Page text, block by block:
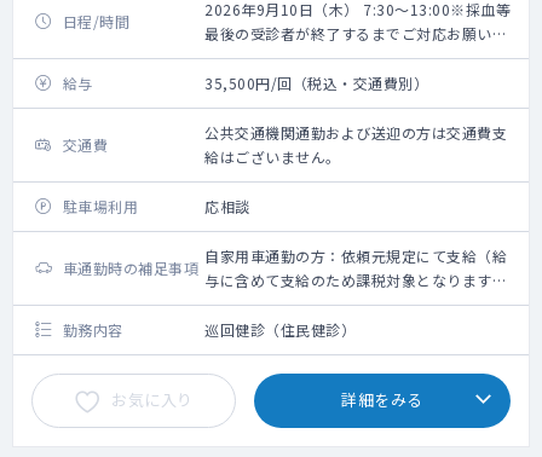
日程/時間
2026年9月10日（木） 7:30～13:00※採血等
最後の受診者が終了するまでご対応お願いい
たします。
給与
35,500円/回（税込・交通費別）
交通費
公共交通機関通勤および送迎の方は交通費支
給はございません。
駐車場利用 応相談
車通勤時の補足事項
自家用車通勤の方：依頼元規定にて支給（給
与に含めて支給のため課税対象となります。
備考欄参照ください）
勤務内容
巡回健診（住民健診）
お気に入り 詳細をみる